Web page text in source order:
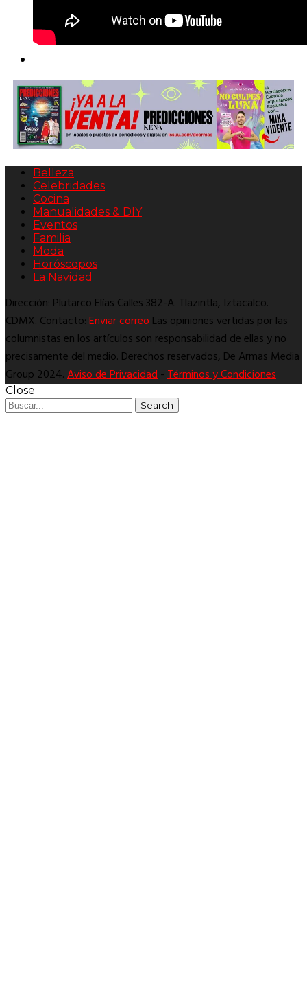
Belleza
Celebridades
Cocina
Manualidades & DIY
Eventos
Familia
Moda
Horóscopos
La Navidad
Dirección: Plutarco Elías Calles 382-A. Tlazintla, Iztacalco.
CDMX. Contacto:Enviar correoLas opiniones vertidas por las
columnistas en los artículos son responsabilidad de ellas y no
precisamente del medio. Derechos reservados, De Armas Media
Group 2024.Aviso de Privacidad-Términos y Condiciones
Close